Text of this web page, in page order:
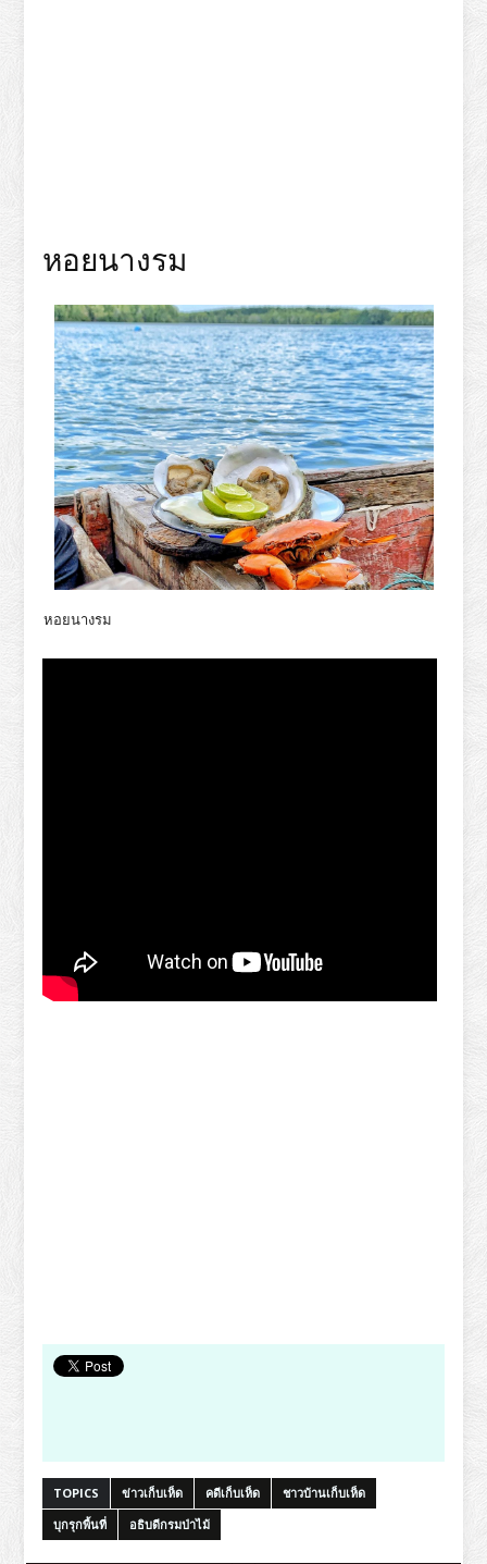
หอยนางรม
หอยนางรม
TOPICS ข่าวเก็บเห็ด คดีเก็บเห็ด
ชาวบ้านเก็บเห็ด
บุกรุกพื้นที่
อธิบดีกรมป่าไม้